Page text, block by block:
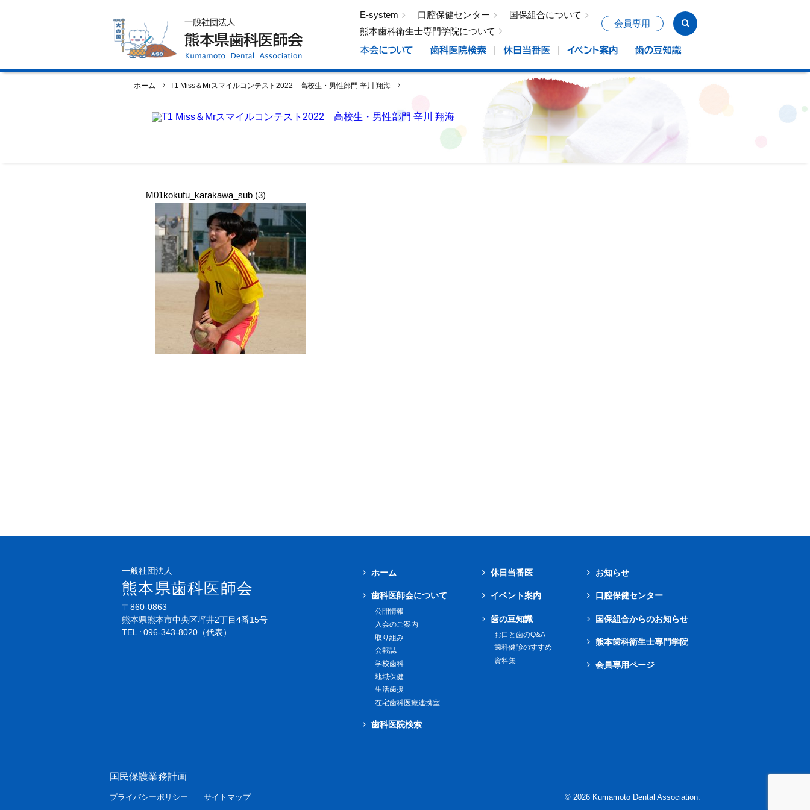
E-system 口腔保健センター
国保組合について
熊本歯科衛生士専門学院について
会員専用
ホーム T1 Miss＆Mrスマイルコンテスト2022 高校生・男性部門 辛川 翔海
M01kokufu_karakawa_sub (3)
一般社団法人
熊本県歯科医師会
〒860-0863
熊本県熊本市中央区坪井2丁目4番15号
TEL
096-343-8020（代表）
ホーム
歯科医師会について
公開情報
入会のご案内
取り組み
会報誌
学校歯科
地域保健
生活歯援
在宅歯科医療連携室
歯科医院検索
休日当番医
イベント案内
歯の豆知識
お口と歯のQ&A
歯科健診のすすめ
資料集
お知らせ
口腔保健センター
国保組合からのお知らせ
熊本歯科衛生士専門学院
会員専用ページ
国民保護業務計画
プライバシーポリシー サイトマップ © 2026 Kumamoto Dental Association.
歯科医院検索
休日当番医
イベント案内
歯の豆知識
口腔保健センター
国保組合からのお知らせ
熊本歯科衛生士専門学院
プライバシーポリシー
サイトマップ